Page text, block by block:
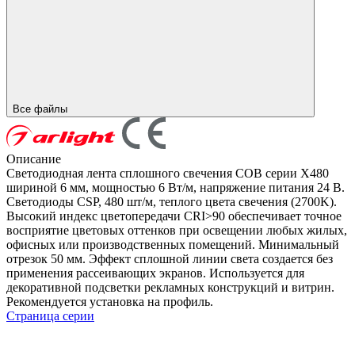
Все файлы
Описание
Светодиодная лента сплошного свечения COB серии X480
шириной 6 мм, мощностью 6 Вт/м, напряжение питания 24 В.
Светодиоды CSP, 480 шт/м, теплого цвета свечения (2700K).
Высокий индекс цветопередачи CRI>90 обеспечивает точное
восприятие цветовых оттенков при освещении любых жилых,
офисных или производственных помещений. Минимальный
отрезок 50 мм. Эффект сплошной линии света создается без
применения рассеивающих экранов. Используется для
декоративной подсветки рекламных конструкций и витрин.
Рекомендуется установка на профиль.
Страница серии